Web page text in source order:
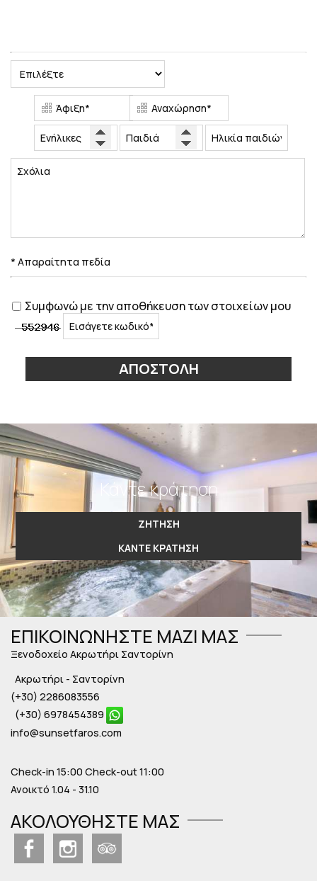
* Απαραίτητα πεδία
Συμφωνώ με την αποθήκευση των στοιχείων μου
ΑΠΟΣΤΟΛΉ
Κάντε κράτηση
ΖΉΤΗΣΗ
ΚΆΝΤΕ ΚΡΆΤΗΣΗ
ΕΠΙΚΟΙΝΩΝΉΣΤΕ ΜΑΖΊ ΜΑΣ
Ξενοδοχείο Ακρωτήρι Σαντορίνη
Ακρωτήρι - Σαντορίνη
(+30) 2286083556
(+30) 6978454389
info@sunsetfaros.com
Check-in 15:00 Check-out 11:00
Ανοικτό 1.04 - 31.10
ΑΚΟΛΟΥΘΉΣΤΕ ΜΑΣ